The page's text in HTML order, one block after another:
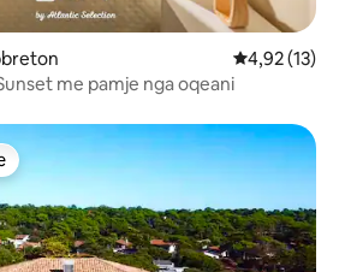
Vlerësimi
4,92 (13)
me pamje nga oqeani